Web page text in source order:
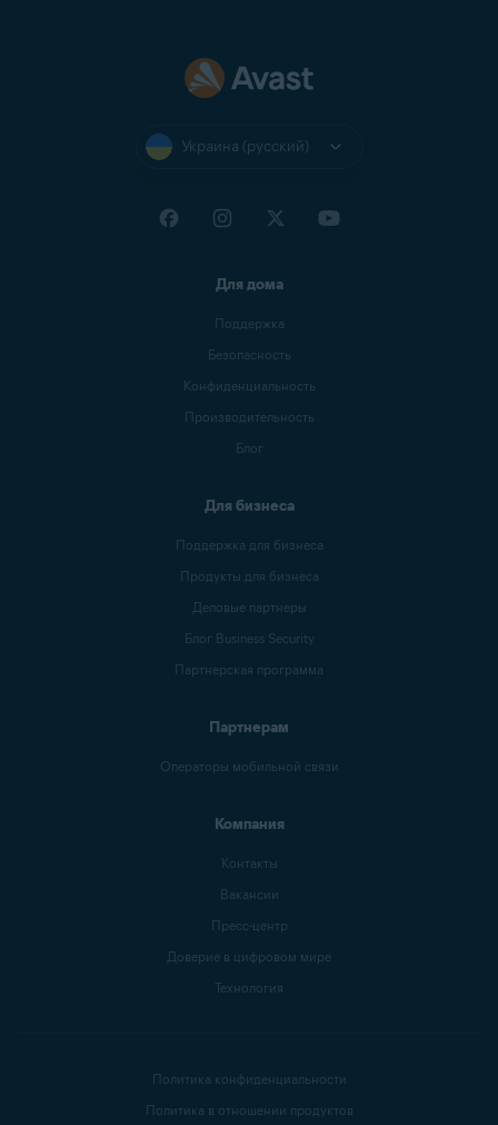
Украина (русский)
Для дома
Поддержка
Безопасность
Конфиденциальность
Производительность
Блог
Для бизнеса
Поддержка для бизнеса
Продукты для бизнеса
Деловые партнеры
Блог Business Security
Партнерская программа
Партнерам
Операторы мобильной связи
Компания
Контакты
Вакансии
Пресс-центр
Доверие в цифровом мире
Технология
Политика конфиденциальности
Политика в отношении продуктов